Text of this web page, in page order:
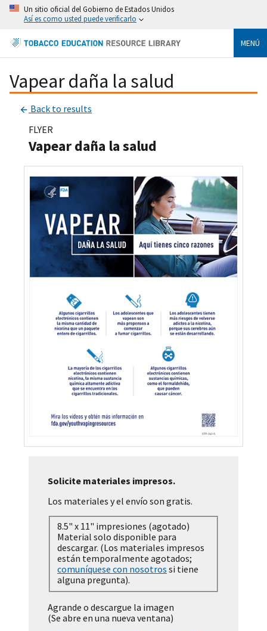
Un sitio oficial del Gobierno de Estados Unidos
Así es como usted puede verificarlo
MENÚ
Vapear daña la salud
Back to results
FLYER
Vapear daña la salud
Solicite materiales impresos.
Los materiales y el envío son gratis.
8.5" x 11" impresiones (agotado)
Material solo disponible para
descargar. (Los materiales impresos
están temporalmente agotados;
comuníquese con nosotros
alguna pregunta).
Agrande o descargue la imagen
(Se abre en una nueva ventana)